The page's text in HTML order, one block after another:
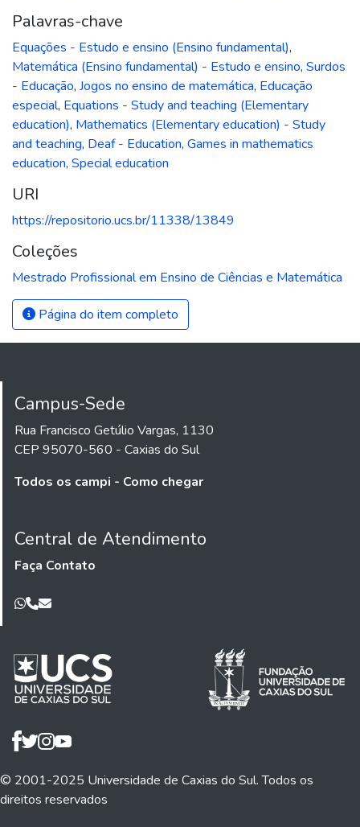
Palavras-chave
Equações - Estudo e ensino (Ensino fundamental),
Matemática (Ensino fundamental) - Estudo e ensino, Surdos
- Educação, Jogos no ensino de matemática, Educação
especial, Equations - Study and teaching (Elementary
education), Mathematics (Elementary education) - Study
and teaching, Deaf - Education, Games in mathematics
education, Special education
URI
https://repositorio.ucs.br/11338/13849
Coleções
Mestrado Profissional em Ensino de Ciências e Matemática
Página do item completo
Campus-Sede
Rua Francisco Getúlio Vargas, 1130
CEP 95070-560 - Caxias do Sul
Todos os campi - Como chegar
Central de Atendimento
Faça Contato
© 2001-2025 Universidade de Caxias do Sul. Todos os
direitos reservados